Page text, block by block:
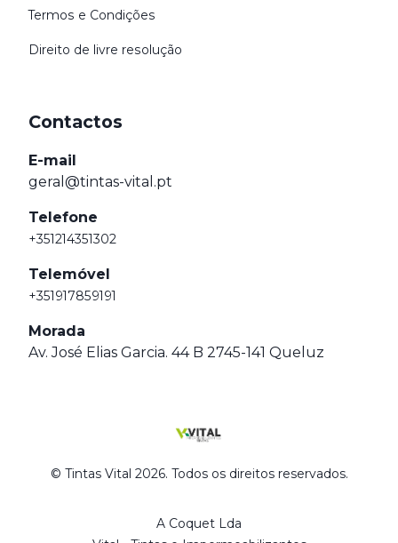
© Tintas Vital 2026. Todos os direitos reservados.
A Coquet Lda
Termos e Condições
Direito de livre resolução
Contactos
E-mail
geral@tintas-vital.pt
Telefone
+351214351302
Telemóvel
+351917859191
Morada
Av. José Elias Garcia. 44 B 2745-141 Queluz